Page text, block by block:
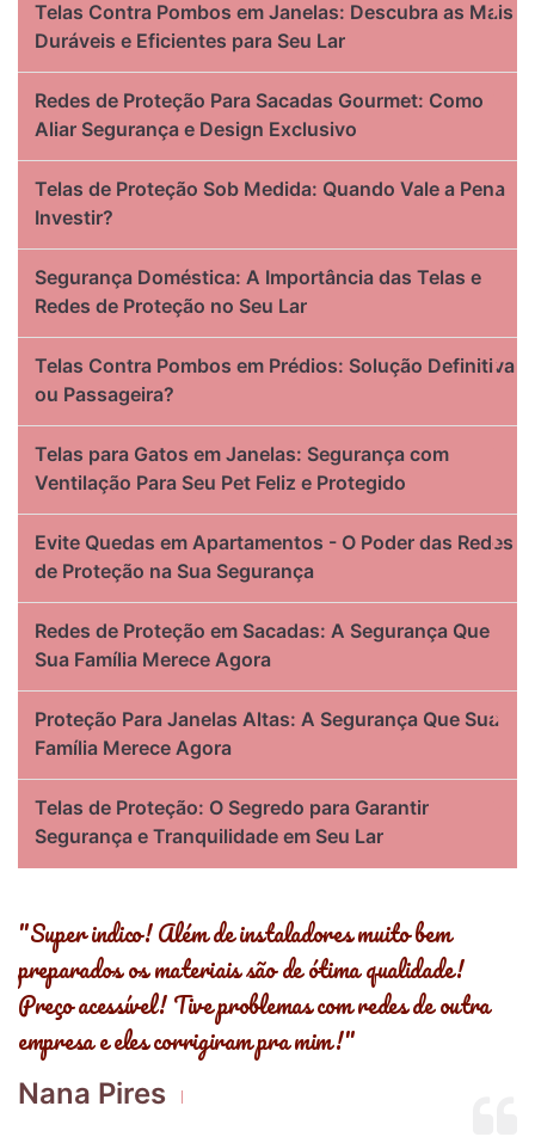
Telas Contra Pombos em Janelas: Descubra as Mais
Duráveis e Eficientes para Seu Lar
Redes de Proteção Para Sacadas Gourmet: Como
Aliar Segurança e Design Exclusivo
Telas de Proteção Sob Medida: Quando Vale a Pena
Investir?
Segurança Doméstica: A Importância das Telas e
Redes de Proteção no Seu Lar
Telas Contra Pombos em Prédios: Solução Definitiva
ou Passageira?
Telas para Gatos em Janelas: Segurança com
Ventilação Para Seu Pet Feliz e Protegido
Evite Quedas em Apartamentos - O Poder das Redes
de Proteção na Sua Segurança
Redes de Proteção em Sacadas: A Segurança Que
Sua Família Merece Agora
Proteção Para Janelas Altas: A Segurança Que Sua
Família Merece Agora
Telas de Proteção: O Segredo para Garantir
Segurança e Tranquilidade em Seu Lar
"Super indico! Além de instaladores muito bem
preparados os materiais são de ótima qualidade!
Preço acessível! Tive problemas com redes de outra
empresa e eles corrigiram pra mim!"
Nana Pires